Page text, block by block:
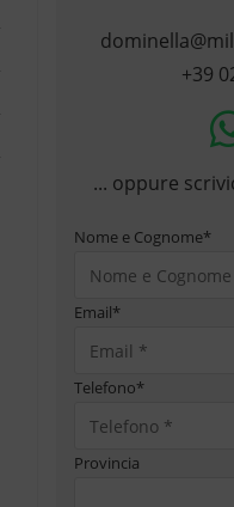
+39
... oppure
Nome e Cognome*
Email*
Telefono*
Provincia